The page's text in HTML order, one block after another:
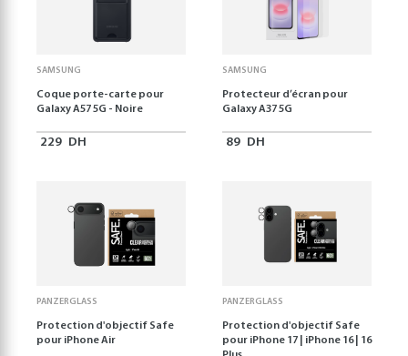
SAMSUNG
Coque porte-carte pour
Galaxy A57 5G - Noire
229 DH
SAMSUNG
Protecteur d’écran pour
Galaxy A37 5G
89 DH
PANZERGLASS
Protection d'objectif Safe
pour iPhone Air
PANZERGLASS
Protection d'objectif Safe
pour iPhone 17 | iPhone 16 | 16